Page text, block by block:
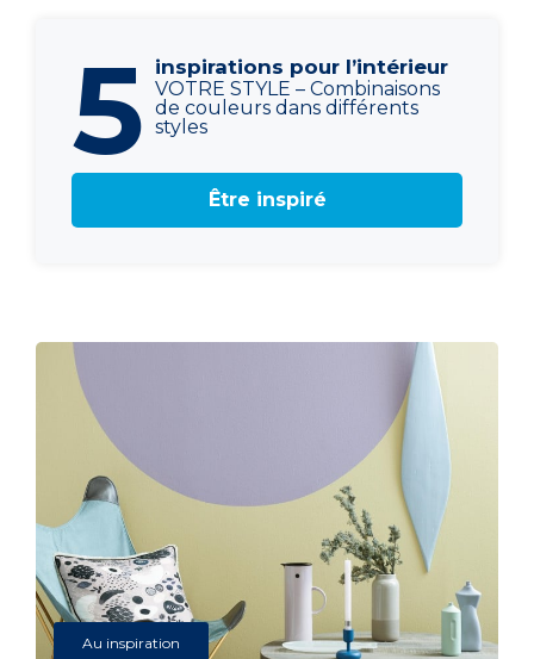
5 inspirations pour l’intérieur
VOTRE STYLE – Combinaisons
de couleurs dans différents
styles
Être inspiré
Au inspiration